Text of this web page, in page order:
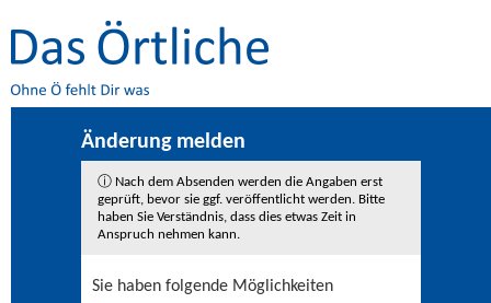
Änderung melden
ⓘ Nach dem Absenden werden die Angaben erst
geprüft, bevor sie ggf. veröffentlicht werden. Bitte
haben Sie Verständnis, dass dies etwas Zeit in
Anspruch nehmen kann.
Sie haben folgende Möglichkeiten